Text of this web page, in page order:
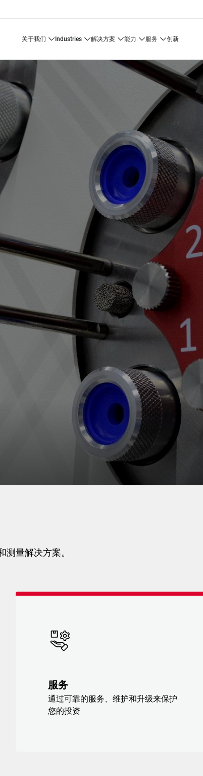
关于我们 industries 解决方案 能力 服务
Spare Parts
创新
量解决方案。
服务
通过可靠的服务、维护和升级来保护
您的投资